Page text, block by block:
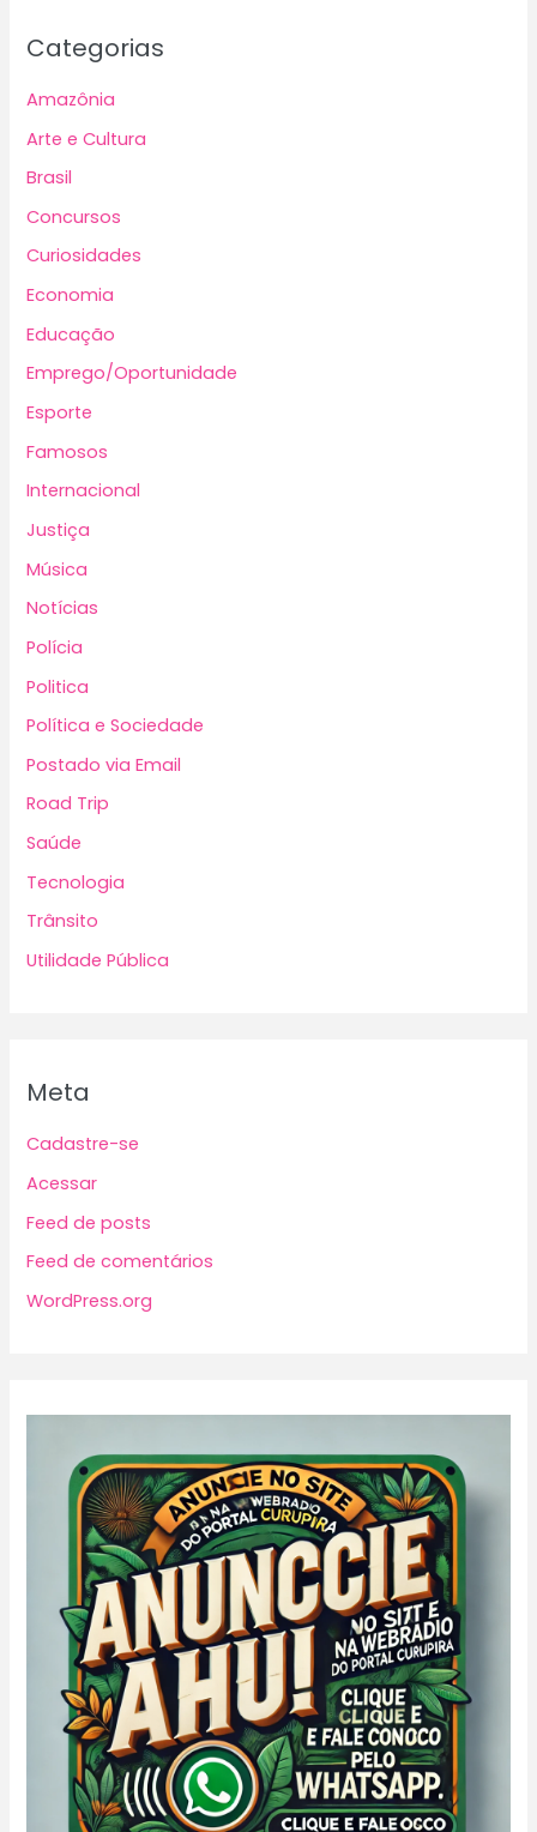
Categorias
Amazônia
Arte e Cultura
Brasil
Concursos
Curiosidades
Economia
Educação
Emprego/Oportunidade
Esporte
Famosos
Internacional
Justiça
Música
Notícias
Polícia
Politica
Política e Sociedade
Postado via Email
Road Trip
Saúde
Tecnologia
Trânsito
Utilidade Pública
Meta
Cadastre-se
Acessar
Feed de posts
Feed de comentários
WordPress.org